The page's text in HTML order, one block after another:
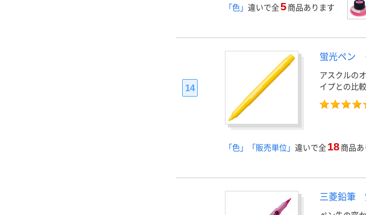
「色」 違いで全5 商品あります
14
蛍光ペン
アスクルの
イプとの比
「色」「販売単位」 違いで全 18 商品あ
三菱鉛筆